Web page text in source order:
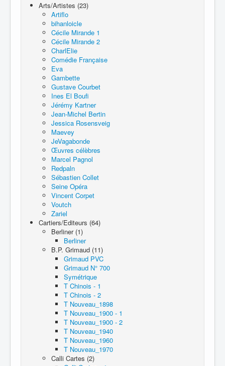
Arts/Artistes (23)
Artiflo
bihanloicle
Cécile Mirande 1
Cécile Mirande 2
CharlElie
Comédie Française
Eva
Gambette
Gustave Courbet
Ines El Boufi
Jérémy Kartner
Jean-Michel Bertin
Jessica Rosensveig
Maevey
JeVagabonde
Œuvres célèbres
Marcel Pagnol
Redpaln
Sébastien Collet
Seine Opéra
Vincent Corpet
Voutch
Zariel
Cartiers/Editeurs (64)
Berliner (1)
Berliner
B.P. Grimaud (11)
Grimaud PVC
Grimaud N° 700
Symétrique
T Chinois - 1
T Chinois - 2
T Nouveau_1898
T Nouveau_1900 - 1
T Nouveau_1900 - 2
T Nouveau_1940
T Nouveau_1960
T Nouveau_1970
Calli Cartes (2)